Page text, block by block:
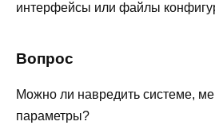
интерфейсы или файлы
Вопрос
Можно ли навредить системе,
параметры?